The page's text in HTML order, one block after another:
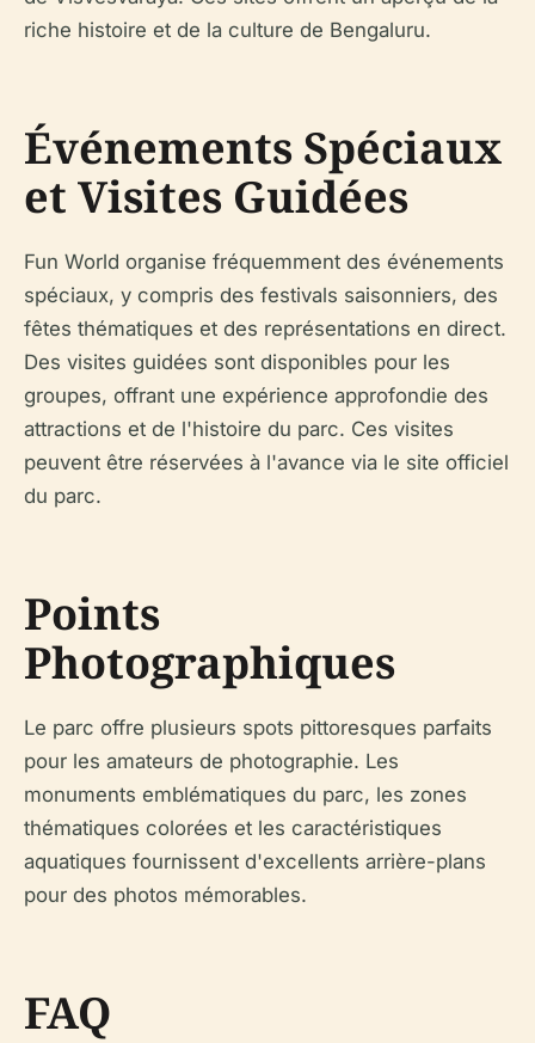
riche histoire et de la culture de Bengaluru.
Événements Spéciaux
et Visites Guidées
Fun World organise fréquemment des événements
spéciaux, y compris des festivals saisonniers, des
fêtes thématiques et des représentations en direct.
Des visites guidées sont disponibles pour les
groupes, offrant une expérience approfondie des
attractions et de l'histoire du parc. Ces visites
peuvent être réservées à l'avance via le site officiel
du parc.
Points
Photographiques
Le parc offre plusieurs spots pittoresques parfaits
pour les amateurs de photographie. Les
monuments emblématiques du parc, les zones
thématiques colorées et les caractéristiques
aquatiques fournissent d'excellents arrière-plans
pour des photos mémorables.
FAQ